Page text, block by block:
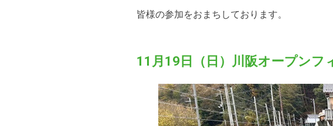
皆様の参加をおまちしております。
11月19日（日）川阪オープンフ